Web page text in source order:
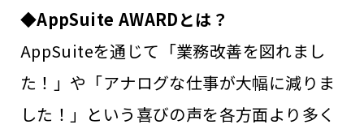
◆AppSuite AWARDとは？
AppSuiteを通じて「業務改善を図れまし
た！」や「アナログな仕事が大幅に減りま
した！」という喜びの声を各方面より多く